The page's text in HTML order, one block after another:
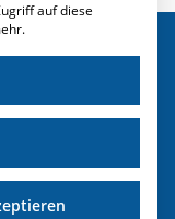
auf diese